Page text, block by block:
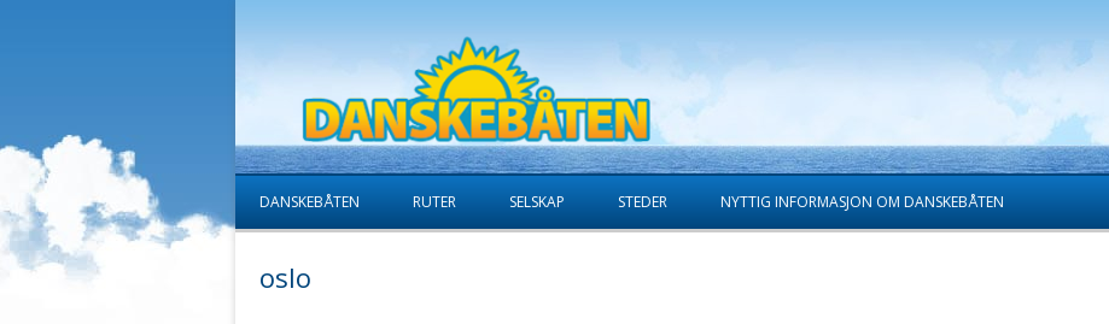
Skip to content
DANSKEBÅTEN RUTER SELSKAP STEDER NYTTIG INFORMASJON OM DANSKEBÅTEN
oslo